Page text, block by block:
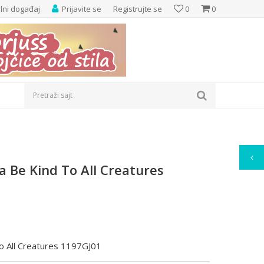
0
0
Prijavite se Registrujte se
događaj
Pretraži sajt
Be Kind To All Creatures
All Creatures 1197GJ01